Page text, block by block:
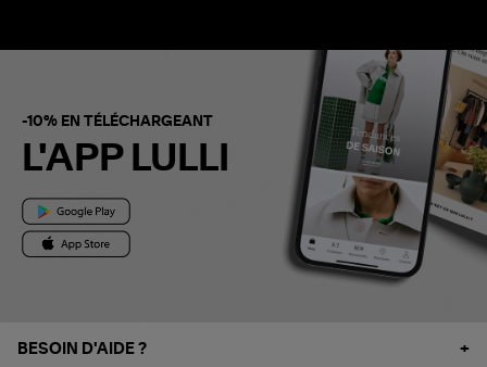
-10% EN TÉLÉCHARGEANT
L'APP LULLI
BESOIN D'AIDE ?